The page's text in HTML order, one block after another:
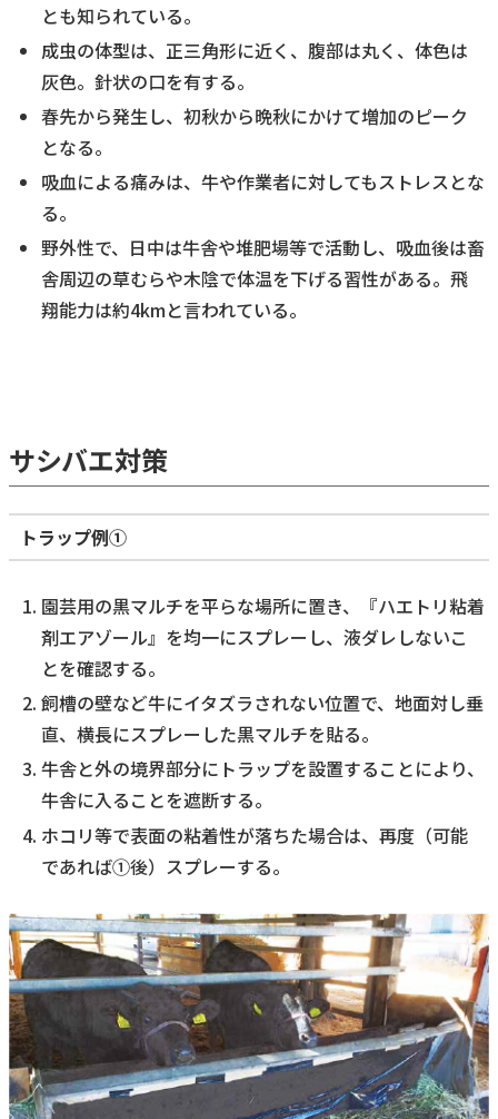
とも知られている。
成虫の体型は、正三角形に近く、腹部は丸く、体色は
灰色。針状の口を有する。
春先から発生し、初秋から晩秋にかけて増加のピーク
となる。
吸血による痛みは、牛や作業者に対してもストレスとな
る。
野外性で、日中は牛舎や堆肥場等で活動し、吸血後は畜
舎周辺の草むらや木陰で体温を下げる習性がある。飛
翔能力は約4kmと言われている。
サシバエ対策
トラップ例①
園芸用の黒マルチを平らな場所に置き、『ハエトリ粘着
剤エアゾール』を均一にスプレーし、液ダレしないこ
とを確認する。
飼槽の壁など牛にイタズラされない位置で、地面対し垂
直、横長にスプレーした黒マルチを貼る。
牛舎と外の境界部分にトラップを設置することにより、
牛舎に入ることを遮断する。
ホコリ等で表面の粘着性が落ちた場合は、再度（可能
であれば①後）スプレーする。